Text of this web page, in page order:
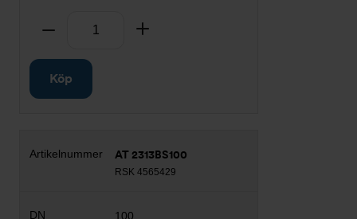
Ta bort
Köp
AT 2313BS100
RSK 4565429
100